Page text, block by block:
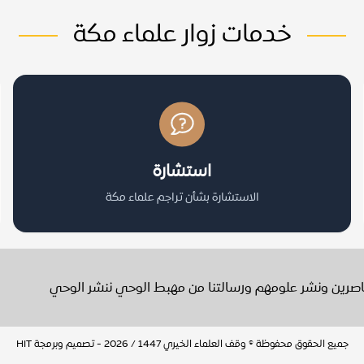
خدمات زوار علماء مكة
استشارة
الاستشارة بشأن تراجم علماء مكة
ونشر علومهم ورسالتنا من مهبط الوحي ننشر الوحي
جميع الحقوق محفوظة © وقف العلماء الخيري 1447 / 2026 - تصميم وبرمجة HIT